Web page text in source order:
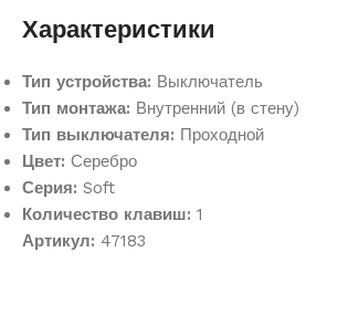
Характеристики
Тип устройства: Выключатель
Тип монтажа: Внутренний (в стену)
Тип выключателя: Проходной
Цвет: Серебро
Серия: Soft
Количество клавиш: 1
Артикул: 47183